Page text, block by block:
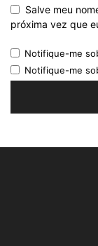
Salve meu
próxima vez que
Notifique-me
Notifique-me